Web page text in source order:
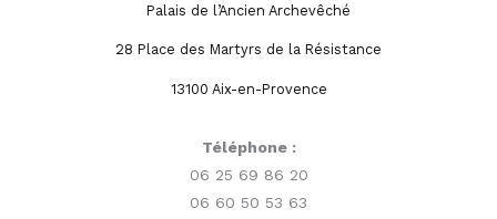
Palais de l’Ancien Archevêché
28 Place des Martyrs de la Résistance
13100 Aix-en-Provence
Téléphone :
06 25 69 86 20
06 60 50 53 63